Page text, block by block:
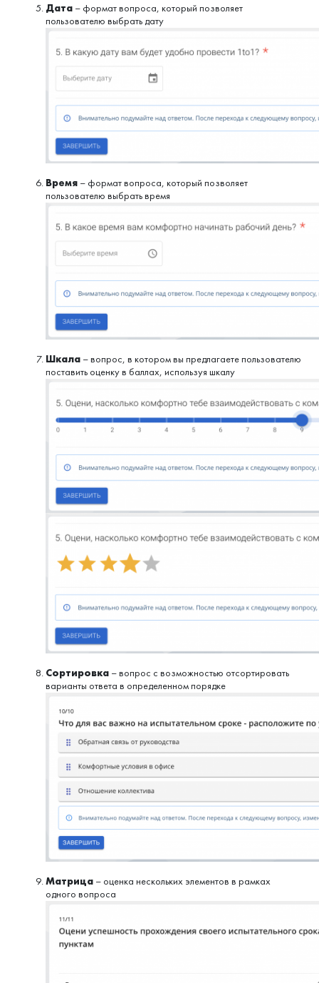
Дата – формат вопроса, который позволяет
пользователю выбрать дату
Время – формат вопроса, который позволяет
пользователю выбрать время
Шкала – вопрос, в котором вы предлагаете пользователю
поставить оценку в баллах, используя шкалу
Сортировка – вопрос с возможностью отсортировать
варианты ответа в определенном порядке
Матрица – оценка нескольких элементов в рамках
одного вопроса